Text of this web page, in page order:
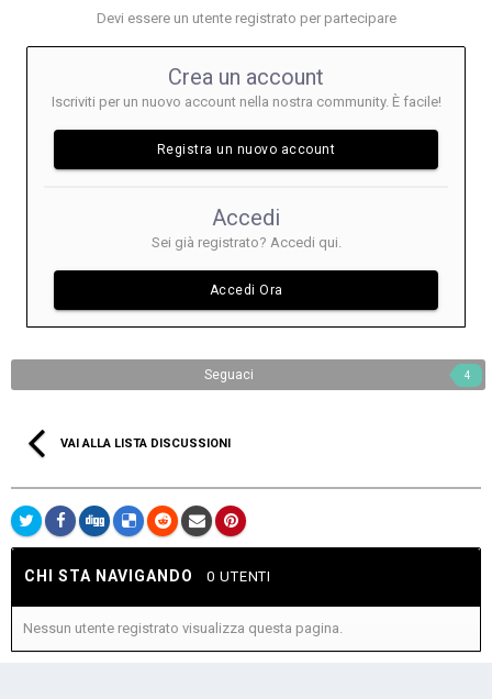
Devi essere un utente registrato per partecipare
Crea un account
Iscriviti per un nuovo account nella nostra community. È facile!
Registra un nuovo account
Accedi
Sei già registrato? Accedi qui.
Accedi Ora
Seguaci 4
VAI ALLA LISTA DISCUSSIONI
CHI STA NAVIGANDO 0 UTENTI
Nessun utente registrato visualizza questa pagina.